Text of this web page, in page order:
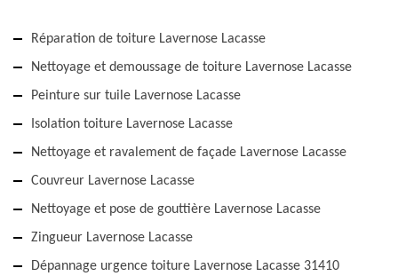
Réparation de toiture Lavernose Lacasse
Nettoyage et demoussage de toiture Lavernose Lacasse
Peinture sur tuile Lavernose Lacasse
Isolation toiture Lavernose Lacasse
Nettoyage et ravalement de façade Lavernose Lacasse
Couvreur Lavernose Lacasse
Nettoyage et pose de gouttière Lavernose Lacasse
Zingueur Lavernose Lacasse
Dépannage urgence toiture Lavernose Lacasse 31410